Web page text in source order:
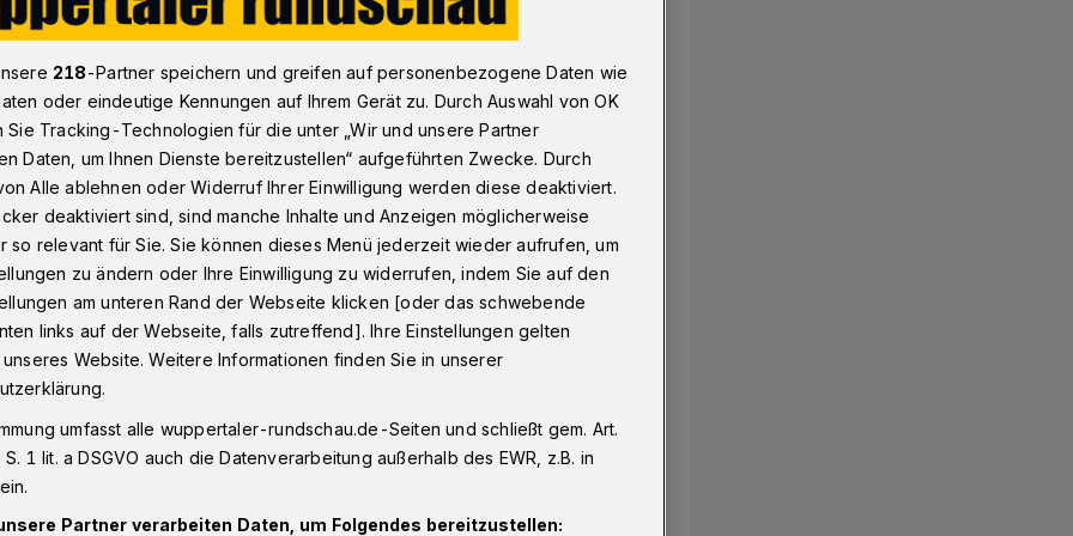
und Kinderschutzbund: Kritik an Pandemiemanagement
gegen
und Interessen, Sorgen und
kommen Kinder und Jugendliche im
nicht vor.“ Das kritisieren der
NRW und der in Wuppertal
NRW in einem gemeinsamen
218-Partner speichern und greifen auf personenbezogene Daten wie
oder eindeutige Kennungen auf Ihrem Gerät zu. Durch Auswahl von OK
Sie Tracking-Technologien für die unter „Wir und unsere Partner
Daten, um Ihnen Dienste bereitzustellen“ aufgeführten Zwecke. Durch
Alle ablehnen oder Widerruf Ihrer Einwilligung werden diese deaktiviert.
deaktiviert sind, sind manche Inhalte und Anzeigen möglicherweise
so relevant für Sie. Sie können dieses Menü jederzeit wieder aufrufen, um
zu ändern oder Ihre Einwilligung zu widerrufen, indem Sie auf den
am unteren Rand der Webseite klicken [oder das schwebende
links auf der Webseite, falls zutreffend]. Ihre Einstellungen gelten
Website. Weitere Informationen finden Sie in unserer
umfasst alle wuppertaler-rundschau.de-Seiten und schließt gem. Art.
1 lit. a DSGVO auch die Datenverarbeitung außerhalb des EWR, z.B. in
Partner verarbeiten Daten, um Folgendes bereitzustellen: